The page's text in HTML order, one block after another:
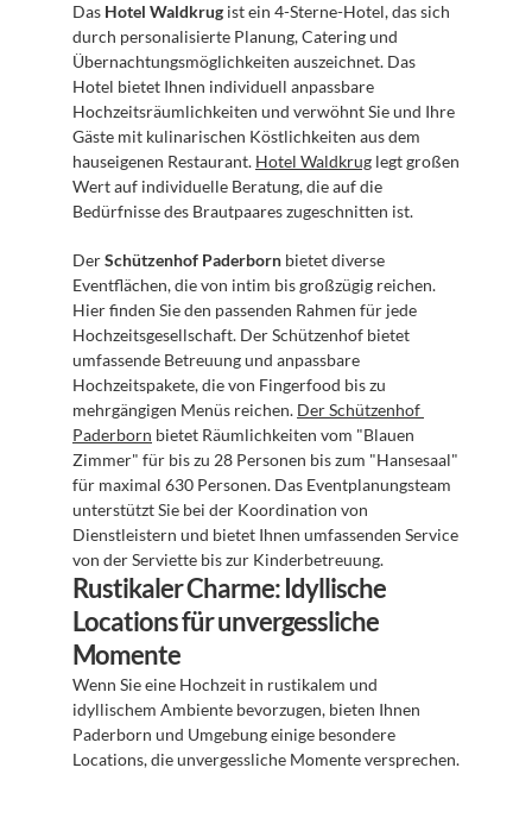
Das Hotel Waldkrug ist ein 4-Sterne-Hotel, das sich
durch personalisierte Planung, Catering und
Übernachtungsmöglichkeiten auszeichnet. Das
Hotel bietet Ihnen individuell anpassbare
Hochzeitsräumlichkeiten und verwöhnt Sie und Ihre
Gäste mit kulinarischen Köstlichkeiten aus dem
hauseigenen Restaurant. Hotel Waldkrug legt großen
Wert auf individuelle Beratung, die auf die
Bedürfnisse des Brautpaares zugeschnitten ist.
Der Schützenhof Paderborn bietet diverse
Eventflächen, die von intim bis großzügig reichen.
Hier finden Sie den passenden Rahmen für jede
Hochzeitsgesellschaft. Der Schützenhof bietet
umfassende Betreuung und anpassbare
Hochzeitspakete, die von Fingerfood bis zu
mehrgängigen Menüs reichen. Der Schützenhof
Paderborn bietet Räumlichkeiten vom "Blauen
Zimmer" für bis zu 28 Personen bis zum "Hansesaal"
für maximal 630 Personen. Das Eventplanungsteam
unterstützt Sie bei der Koordination von
Dienstleistern und bietet Ihnen umfassenden Service
von der Serviette bis zur Kinderbetreuung.
Rustikaler Charme: Idyllische
Locations für unvergessliche
Momente
Wenn Sie eine Hochzeit in rustikalem und
idyllischem Ambiente bevorzugen, bieten Ihnen
Paderborn und Umgebung einige besondere
Locations, die unvergessliche Momente versprechen.